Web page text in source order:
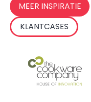
MEER INSPIRATIE
KLANTCASES